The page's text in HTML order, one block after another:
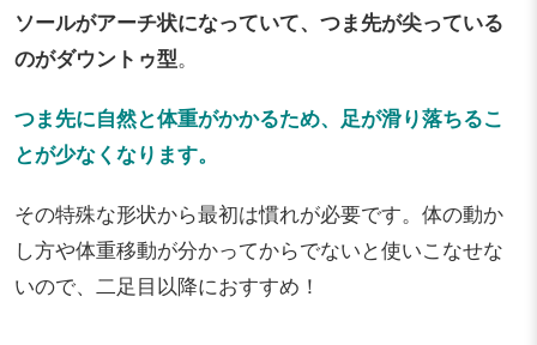
ソールがアーチ状になっていて、つま先が尖っている
のがダウントゥ型。
つま先に自然と体重がかかるため、足が滑り落ちるこ
とが少なくなります。
その特殊な形状から最初は慣れが必要です。体の動か
し方や体重移動が分かってからでないと使いこなせな
いので、二足目以降におすすめ！